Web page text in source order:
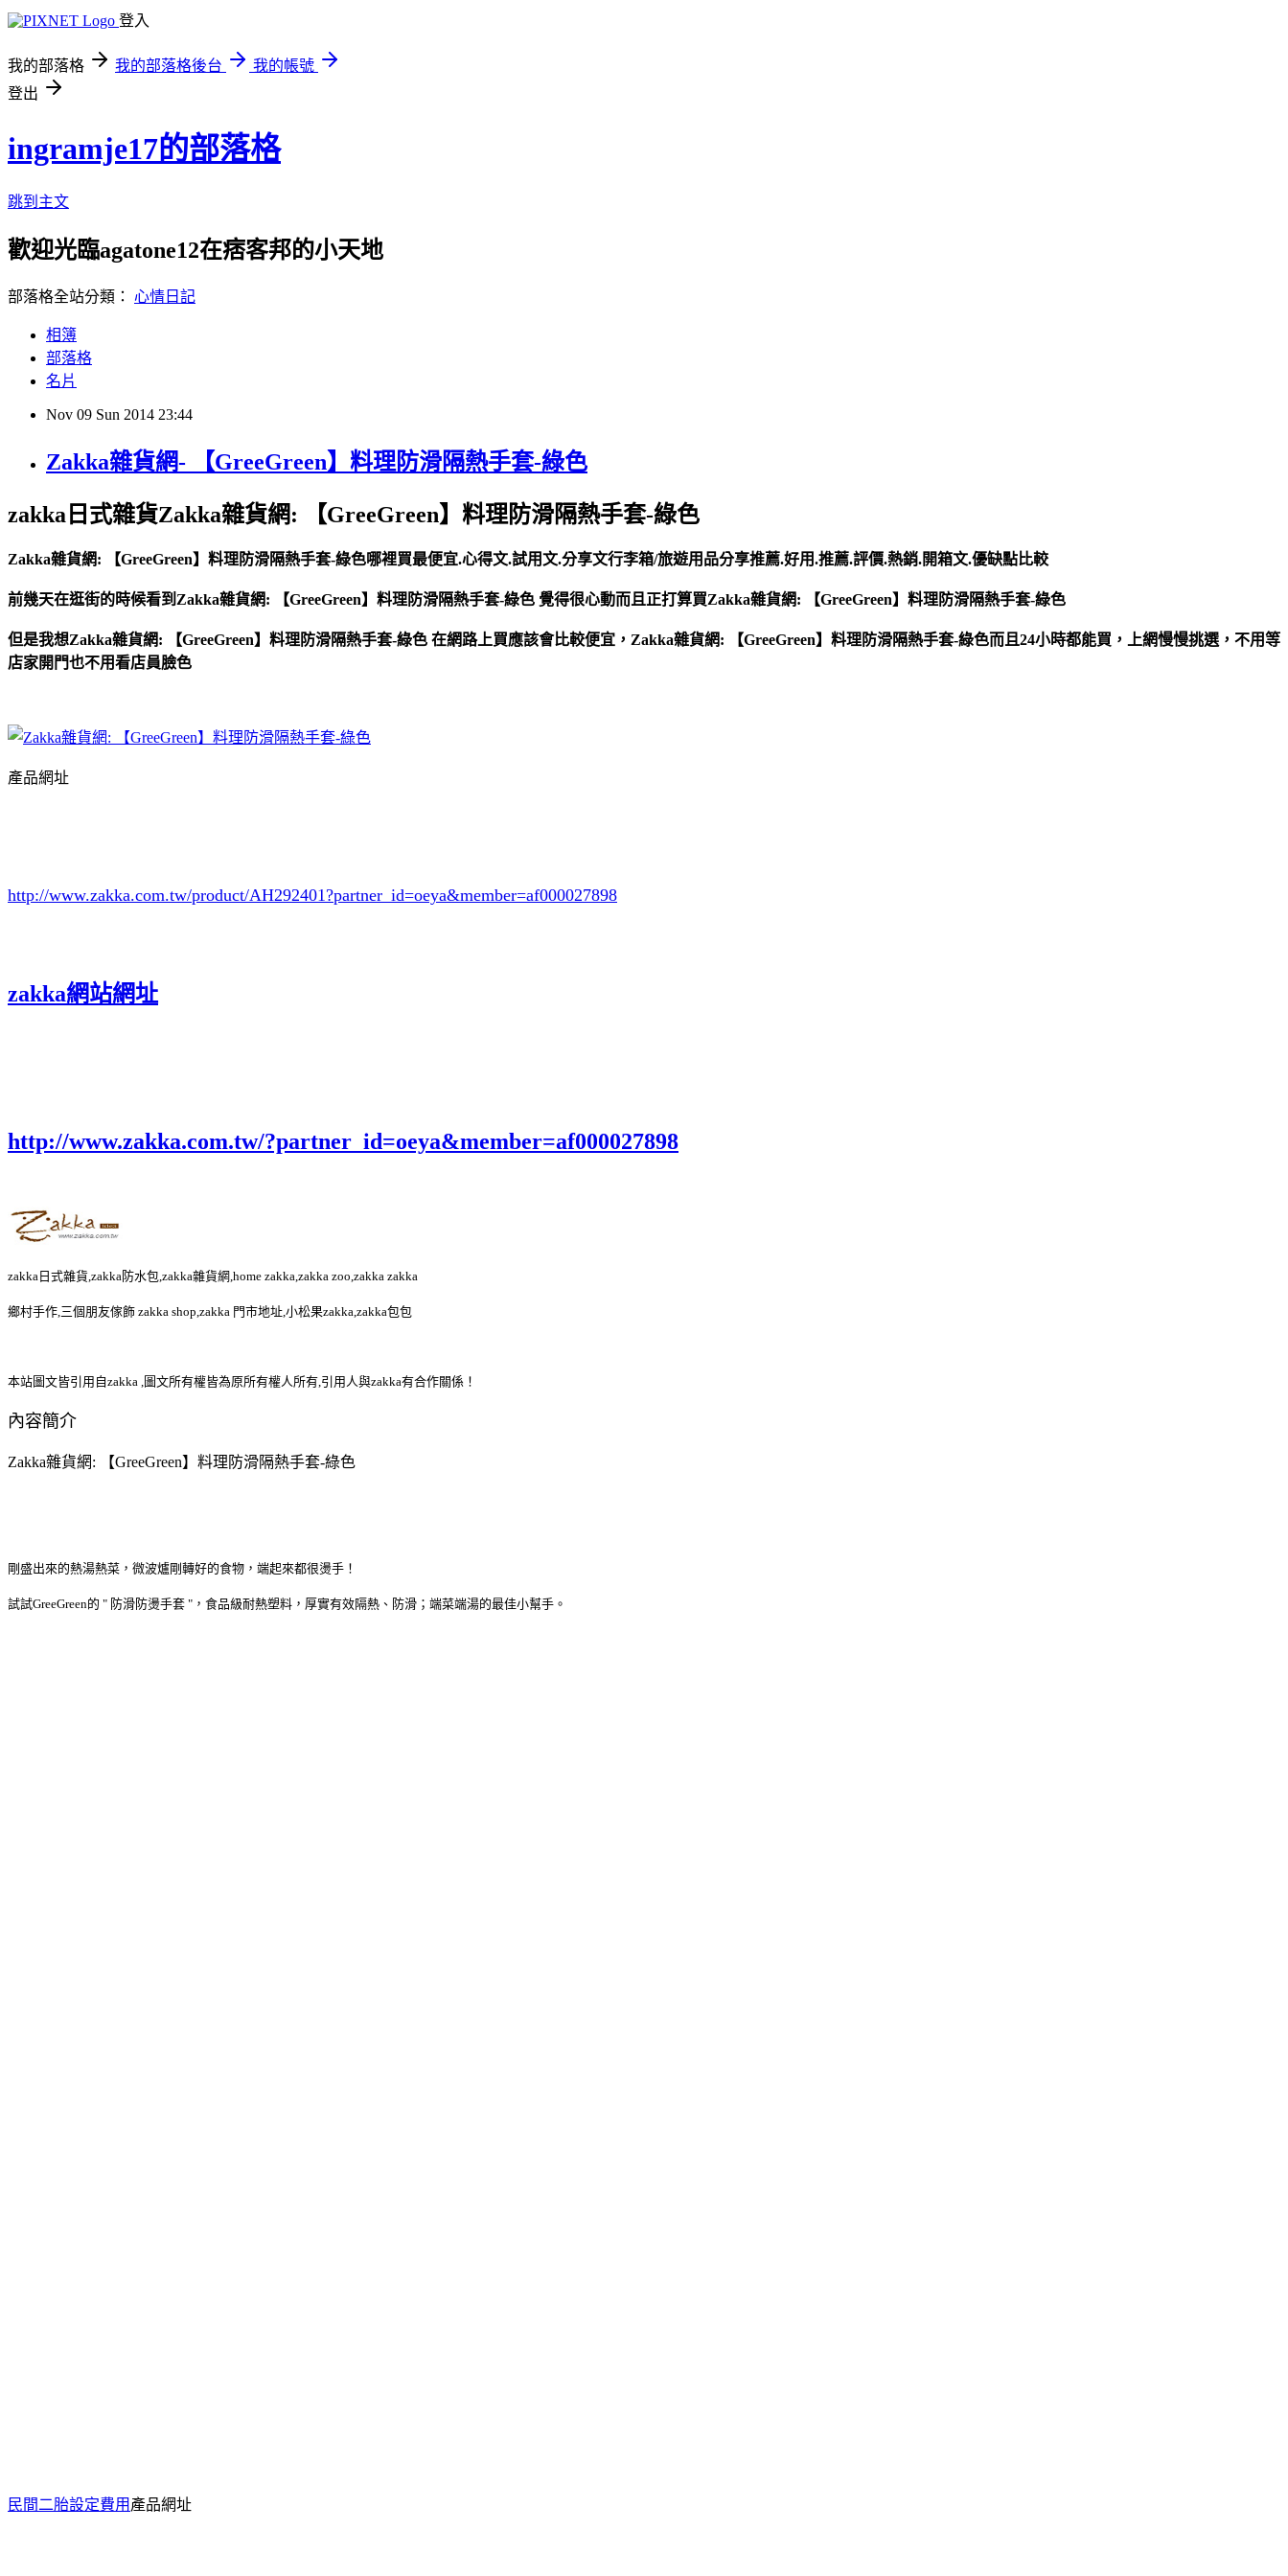
登入
我的部落格 我的部落格後台
我的帳號
登出
ingramje17的部落格
跳到主文
歡迎光臨agatone12在痞客邦的小天地
部落格全站分類： 心情日記
相簿
部落格
名片
Nov 09 Sun 2014 23:44
Zakka雜貨網- 【GreeGreen】料理防滑隔熱手套-綠色
zakka日式雜貨Zakka雜貨網: 【GreeGreen】料理防滑隔熱手套-綠色
Zakka雜貨網: 【GreeGreen】料理防滑隔熱手套-綠色哪裡買最便宜.心得文.試用文.分享文行李箱/旅遊用品分享推薦.好用.推薦.評價.熱銷.開箱文.優缺點比較
前幾天在逛街的時候看到Zakka雜貨網: 【GreeGreen】料理防滑隔熱手套-綠色 覺得很心動而且正打算買Zakka雜貨網: 【GreeGreen】料理防滑隔熱手套-綠色
但是我想Zakka雜貨網: 【GreeGreen】料理防滑隔熱手套-綠色 在網路上買應該會比較便宜，Zakka雜貨網: 【GreeGreen】料理防滑隔熱手套-綠色而且24小時都能買，上網慢慢挑選，不用等
店家開門也不用看店員臉色
產品網址
http://www.zakka.com.tw/product/AH292401 ?partner_id=oeya&member=af000027898
zakka網站網址
http://www.zakka.com.tw/?partner_id=oeya&member=af000027898
zakka日式雜貨,zakka防水包,zakka雜貨網,home zakka,zakka zoo,zakka zakka
鄉村手作,三個朋友傢飾 zakka shop,zakka 門市地址,小松果zakka,zakka包包
本站圖文皆引用自zakka ,圖文所有權皆為原所有權人所有,引用人與zakka有合作關係！
內容簡介
Zakka雜貨網: 【GreeGreen】料理防滑隔熱手套-綠色
剛盛出來的熱湯熱菜，微波爐剛轉好的食物，端起來都很燙手！
試試GreeGreen的 " 防滑防燙手套 "，食品級耐熱塑料，厚實有效隔熱、防滑；端菜端湯的最佳小幫手。
民間二胎設定費用 產品網址